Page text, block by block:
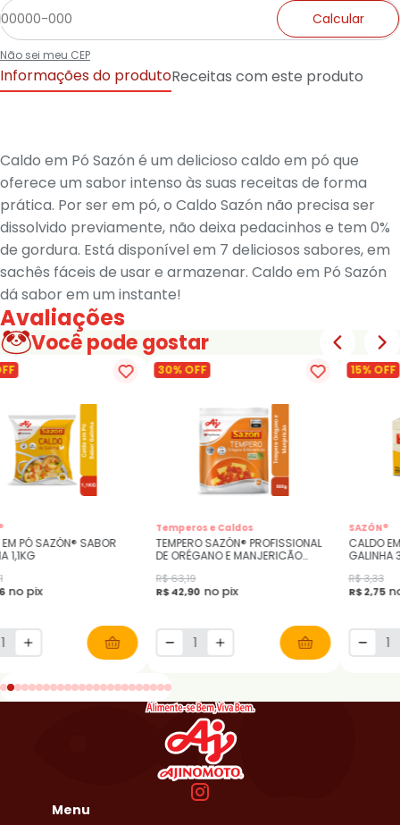
Calcular
Não sei meu CEP
Informações do produtoReceitas com este produto
Caldo em Pó Sazón é um delicioso caldo em pó que
oferece um sabor intenso às suas receitas de forma
prática. Por ser em pó, o Caldo Sazón não precisa ser
dissolvido previamente, não deixa pedacinhos e tem 0%
de gordura. Está disponível em 7 deliciosos sabores, em
sachês fáceis de usar e armazenar. Caldo em Pó Sazón
dá sabor em um instante!
Avaliações
Você pode gostar
PÓ SAZÓN® SABOR
1,1KG
no pix
30% OFF
Temperos e Caldos
TEMPERO SAZÓN® PROFISSIONAL
DE ORÉGANO E MANJERICÃO
R$ 63,19
R$ 42,90 no pix
15% OFF
SAZÓN®
CALDO
GALINHA
R$ 3,33
R$ 2,75
Menu